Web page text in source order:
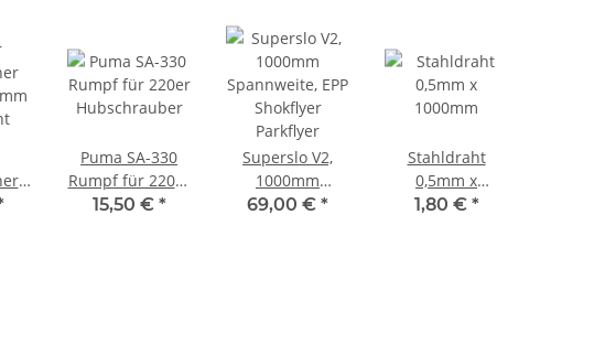
Puma SA-330
Rumpf für 220er
Hubschrauber
15,50 € *
Superslo V2,
1000mm
Spannweite, EPP
69,00 € *
Stahldraht
0,5mm x
1000mm
1,80 € *